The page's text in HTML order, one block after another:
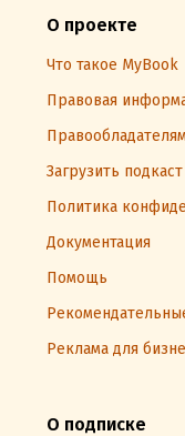
О проекте
Что такое MyBook
Правовая
Загрузить
Политика
Документация
Помощь
Реклама для
О подписке